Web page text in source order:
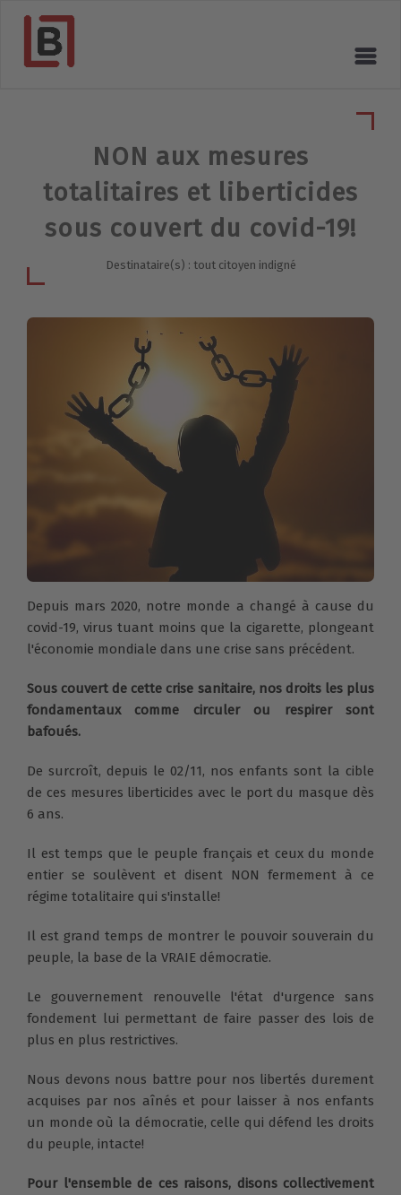
NON aux mesures
totalitaires et liberticides
sous couvert du covid-19!
Destinataire(s) : tout citoyen indigné
Depuis mars 2020, notre monde a changé à cause du
covid-19, virus tuant moins que la cigarette, plongeant
l'économie mondiale dans une crise sans précédent.
Sous couvert de cette crise sanitaire, nos droits les plus
fondamentaux comme circuler ou respirer sont
bafoués.
De surcroît, depuis le 02/11, nos enfants sont la cible
de ces mesures liberticides avec le port du masque dès
6 ans.
Il est temps que le peuple français et ceux du monde
entier se soulèvent et disent NON fermement à ce
régime totalitaire qui s'installe!
Il est grand temps de montrer le pouvoir souverain du
peuple, la base de la VRAIE démocratie.
Le gouvernement renouvelle l'état d'urgence sans
fondement lui permettant de faire passer des lois de
plus en plus restrictives.
Nous devons nous battre pour nos libertés durement
acquises par nos aînés et pour laisser à nos enfants
un monde où la démocratie, celle qui défend les droits
du peuple, intacte!
Pour l'ensemble de ces raisons, disons collectivement